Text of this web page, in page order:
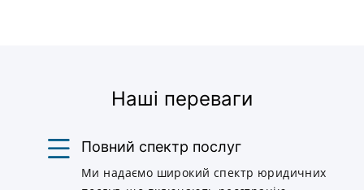
Наші переваги
Повний спектр послуг
Ми надаємо широкий спектр юридичних